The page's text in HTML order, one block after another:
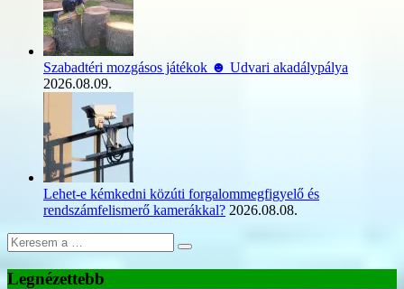
Szabadtéri mozgásos játékok ☻ Udvari akadálypálya
2026.08.09.
Lehet-e kémkedni közúti forgalommegfigyelő és
rendszámfelismerő kamerákkal? 2026.08.08.
Legnézettebb